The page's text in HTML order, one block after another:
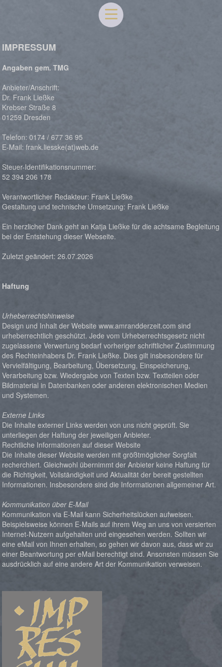
IMPRESSUM
Angaben gem. TMG
Anbieter/Anschrift:
Dr. Frank Ließke
Krebser Straße 8
01259 Dresden
Telefon: 0174 / 677 36 95
E-Mail: frank.liesske(at)web.de
Steuer-Identifikationsnummer:
52 394 206 178
Verantwortlicher Redakteur: Frank Ließke
Gestaltung und technische Umsetzung: Frank Ließke
Ein herzlicher Dank geht an Katja Ließke für die achtsame Begleitung
bei der Entstehung dieser Webseite.
Zuletzt geändert: 26.07.2026
Haftung
Urheberrechtshinweise
Design und Inhalt der Website www.amrandderzeit.com sind
urheberrechtlich geschützt. Jede vom Urheberrechtsgesetz nicht
zugelassene Verwertung bedarf vorheriger schriftlicher Zustimmung
des Rechteinhabers Dr. Frank Ließke. Dies gilt insbesondere für
Vervielfältigung, Bearbeitung, Übersetzung, Einspeicherung,
Verarbeitung bzw. Wiedergabe von Texten bzw. Textteilen oder
Bildmaterial in Datenbanken oder anderen elektronischen Medien
und Systemen.
Externe Links
Die Inhalte externer Links werden von uns nicht geprüft. Sie
unterliegen der Haftung der jeweiligen Anbieter.
Rechtliche Informationen auf dieser Website
Die Inhalte dieser Website werden mit größtmöglicher Sorgfalt
recherchiert. Gleichwohl übernimmt der Anbieter keine Haftung für
die Richtigkeit, Vollständigkeit und Aktualität der bereit gestellten
Informationen. Insbesondere sind die Informationen allgemeiner Art.
Kommunikation über E-Mail
Kommunikation via E-Mail kann Sicherheitslücken aufweisen.
Beispielsweise können E-Mails auf ihrem Weg an uns von versierten
Internet-Nutzern aufgehalten und eingesehen werden. Sollten wir
eine eMail von Ihnen erhalten, so gehen wir davon aus, dass wir zu
einer Beantwortung per eMail berechtigt sind. Ansonsten müssen Sie
ausdrücklich auf eine andere Art der Kommunikation verweisen.